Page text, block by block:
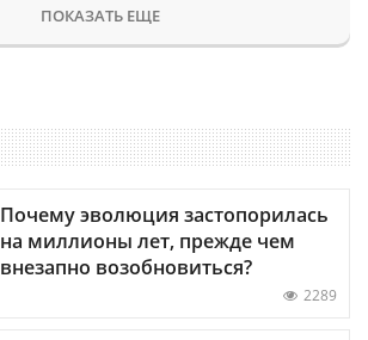
ПОКАЗАТЬ ЕЩЕ
Почему эволюция застопорилась
на миллионы лет, прежде чем
внезапно возобновиться?
2289